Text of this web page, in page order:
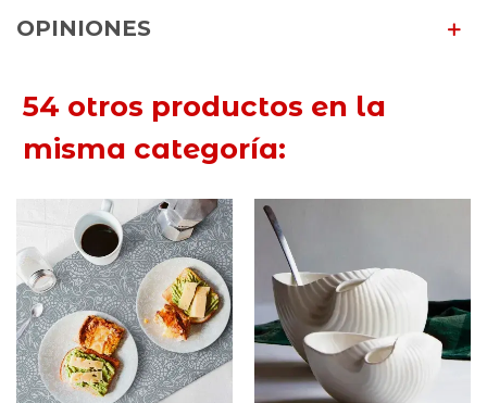
OPINIONES
54 otros productos en la
misma categoría: